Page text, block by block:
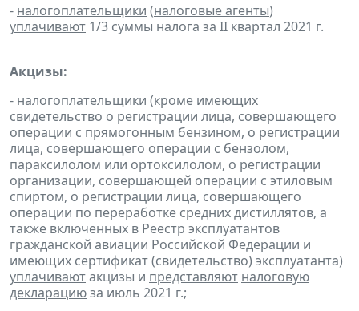
- налогоплательщики (налоговые агенты)
уплачивают 1/3 суммы налога за II квартал 2021 г.
Акцизы:
- налогоплательщики (кроме имеющих
свидетельство о регистрации лица, совершающего
операции с прямогонным бензином, о регистрации
лица, совершающего операции с бензолом,
параксилолом или ортоксилолом, о регистрации
организации, совершающей операции с этиловым
спиртом, о регистрации лица, совершающего
операции по переработке средних дистиллятов, а
также включенных в Реестр эксплуатантов
гражданской авиации Российской Федерации и
имеющих сертификат (свидетельство) эксплуатанта)
уплачиваютакцизы и представляют налоговую
декларациюза июль 2021 г.;